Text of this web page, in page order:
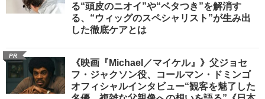
る“頭皮のニオイ”や“ベタつき”を解消す
る、“ウィッグのスペシャリスト”が生み出
した徹底ケアとは
PR
《映画『Michael／マイケル』》父ジョセ
フ・ジャクソン役、コールマン・ドミンゴ
オフィシャルインタビュー“観客を魅了した